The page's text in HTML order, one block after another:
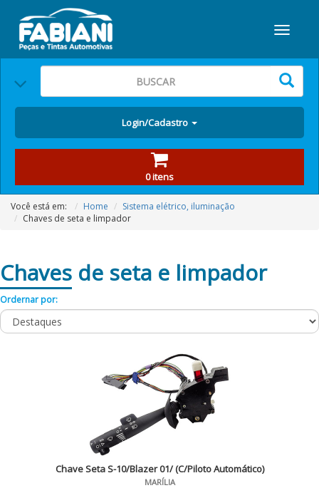
Login/Cadastro
0 itens
Você está em: Home
Sistema elétrico, iluminação
Chaves de seta e limpador
Chaves de seta e limpador
Ordernar por:
Chave Seta S-10/Blazer 01/ (C/Piloto Automático)
MARÍLIA